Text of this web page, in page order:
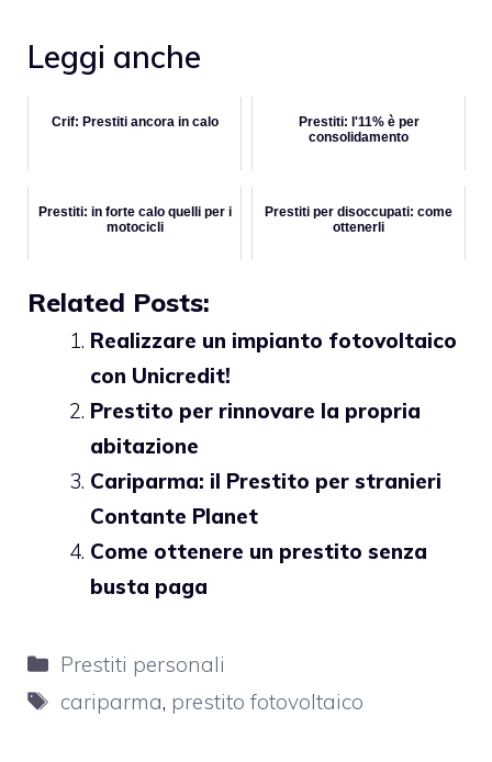
Leggi anche
Crif: Prestiti ancora in calo
Prestiti: l'11% è per
consolidamento
Prestiti: in forte calo quelli per i
motocicli
Prestiti per disoccupati: come
ottenerli
Related Posts:
Realizzare un impianto fotovoltaico
con Unicredit!
Prestito per rinnovare la propria
abitazione
Cariparma: il Prestito per stranieri
Contante Planet
Come ottenere un prestito senza
busta paga
Categorie
Prestiti personali
Tag
cariparma, prestito fotovoltaico